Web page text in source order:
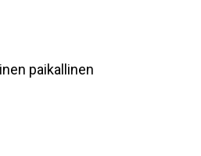
paikallinen